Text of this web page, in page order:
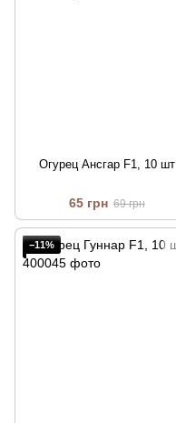
Огурец Ансгар F1, 10 шт
65 грн 69 грн
−11%